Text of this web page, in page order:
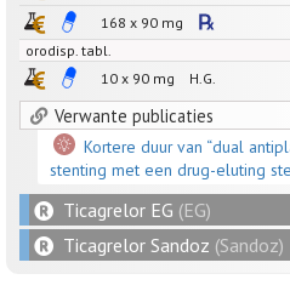
168 x 90 mg
orodisp. tabl.
10 x 90 mg H.G.
Verwante publicaties
Kortere duur van “dual
stenting met een drug-eluting
Ticagrelor EG (EG)
Ticagrelor Sandoz (Sandoz)